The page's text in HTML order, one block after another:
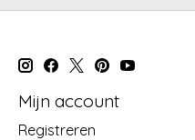
Mijn account
Registreren